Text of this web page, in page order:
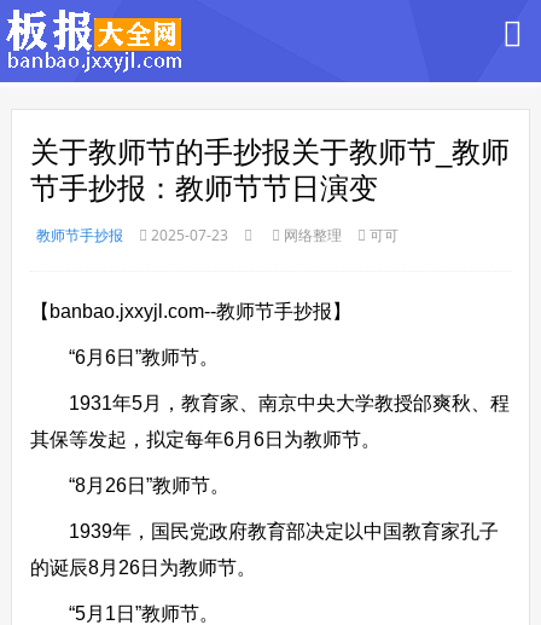
关于教师节的手抄报关于教师节_教师
节手抄报：教师节节日演变
教师节手抄报 2025-07-23 网络整理 可可
【banbao.jxxyjl.com--教师节手抄报】
“6月6日”教师节。
1931年5月，教育家、南京中央大学教授邰爽秋、程
其保等发起，拟定每年6月6日为教师节。
“8月26日”教师节。
1939年，国民党政府教育部决定以中国教育家孔子
的诞辰8月26日为教师节。
“5月1日”教师节。